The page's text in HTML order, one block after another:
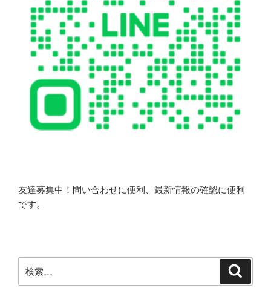
友達募集中！問い合わせに便利、最新情報の確認に便利
です。
索: